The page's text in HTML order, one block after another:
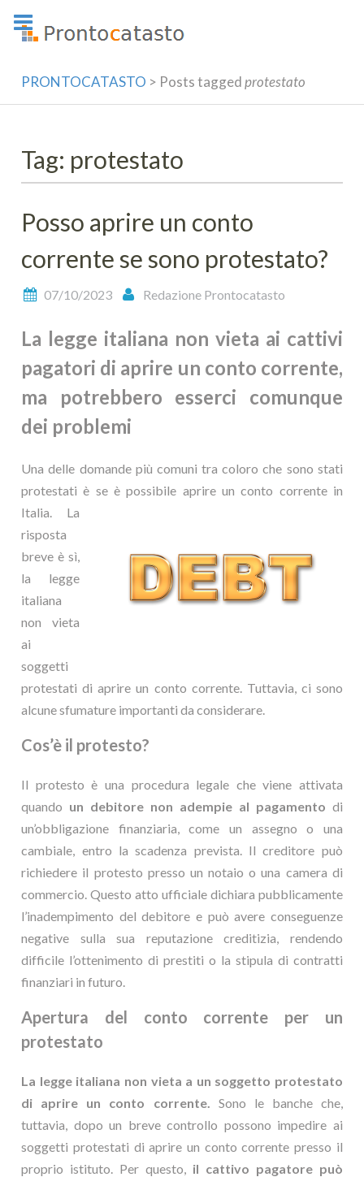
PRONTOCATASTO > Posts taggedprotestato
Tag: protestato
Posso aprire un conto
corrente se sono protestato?
07/10/2023 Redazione Prontocatasto
La legge italiana non vieta ai cattivi
pagatori di aprire un conto corrente,
ma potrebbero esserci comunque
dei problemi
Una delle domande più comuni tra coloro che sono stati
protestati è se è possibile aprire unconto corrente in
Italia. La
risposta
breve è sì,
la legge
italiana
non vieta
ai
soggetti
protestati di aprire un conto corrente. Tuttavia, ci sono
alcune sfumature importanti da considerare.
Cos’è il protesto?
Il protesto è una procedura legale che viene attivata
quando un debitore non adempie al pagamento di
un’obbligazione finanziaria, come un assegno o una
cambiale, entro la scadenza prevista. Il creditore può
richiedere il protesto presso un notaio o una camera di
commercio. Questo atto ufficiale dichiara pubblicamente
l’inadempimento del debitore e può avere conseguenze
negative sulla sua reputazione creditizia, rendendo
difficile l’ottenimento di prestiti o la stipula di contratti
finanziari in futuro.
Apertura del conto corrente per un
protestato
La legge italiana non vieta a un soggetto protestato
di aprire un conto corrente. Sono le banche che,
tuttavia, dopo un breve controllo possono impedire ai
soggetti protestati di aprire un conto corrente presso il
proprio istituto. Per questo, il cattivo pagatore può